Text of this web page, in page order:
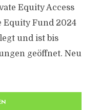
Equity Access
Equity Fund 2024
und ist bis
geöffnet. Neu